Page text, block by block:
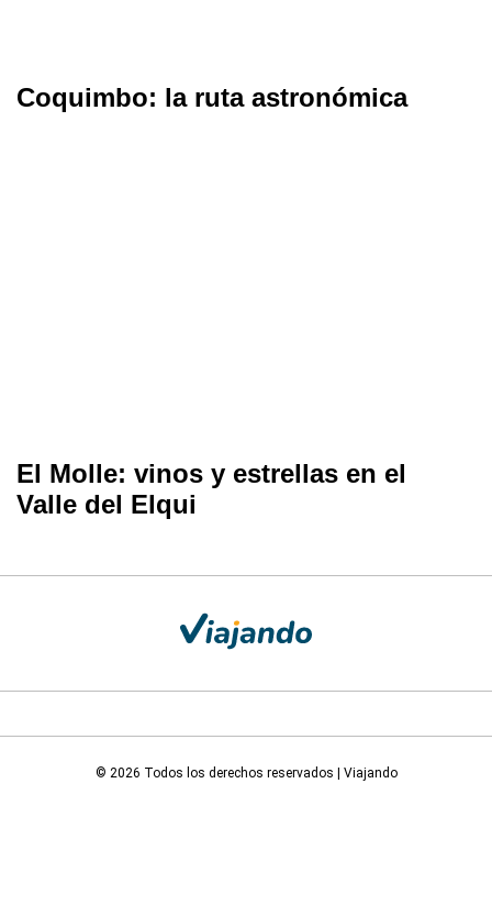
Coquimbo: la ruta astronómica
El Molle: vinos y estrellas en el
Valle del Elqui
© 2026 Todos los derechos reservados | Viajando